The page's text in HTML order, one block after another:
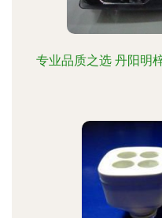
专业品质之选 丹阳明